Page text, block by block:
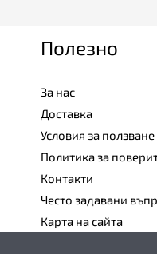
Полезно
За нас
Доставка
Условия за ползване
Политика за
Контакти
Често задавани
Карта на сайта